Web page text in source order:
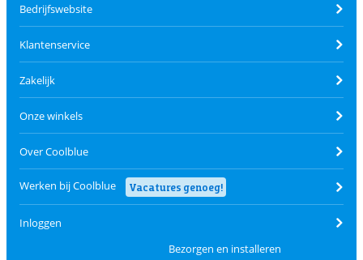
Bedrijfswebsite
Klantenservice
Zakelijk
Onze winkels
Over Coolblue
Werken bij Coolblue Vacatures genoeg!
Inloggen
Bezorgen en installeren